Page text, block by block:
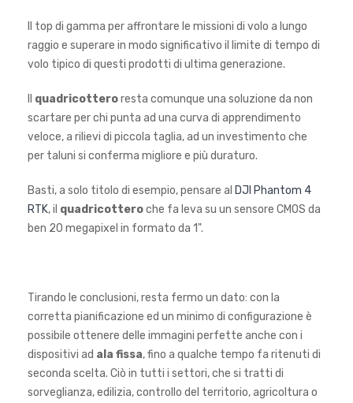
Il top di gamma per affrontare le missioni di volo a lungo
raggio e superare in modo significativo il limite di tempo di
volo tipico di questi prodotti di ultima generazione.
quadricotteroresta comunque una soluzione da non
scartare per chi punta ad una curva di apprendimento
veloce, a rilievi di piccola taglia, ad un investimento che
per taluni si conferma migliore e più duraturo.
Basti, a solo titolo di esempio, pensare al DJI Phantom 4
RTK, il quadricotteroche fa leva su un sensore CMOS da
ben 20 megapixel in formato da 1".
Tirando le conclusioni, resta fermo un dato: con la
corretta pianificazione ed un minimo di configurazione è
possibile ottenere delle immagini perfette anche con i
dispositivi ad ala fissa, fino a qualche tempo fa ritenuti di
seconda scelta. Ciò in tutti i settori, che si tratti di
sorveglianza, edilizia, controllo del territorio, agricoltura o